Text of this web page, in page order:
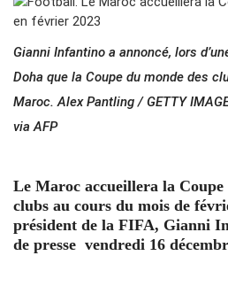
Gianni Infantino a annoncé, lors
Doha que la Coupe du monde des
Maroc. Alex Pantling / GETTY
via AFP
Le Maroc accueillera la Coupe
clubs au cours du mois de
président de la FIFA, Gianni
de presse vendredi 16